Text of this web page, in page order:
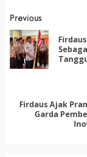
Post
navigation
Previous
Next
Firdaus Ajak
Garda